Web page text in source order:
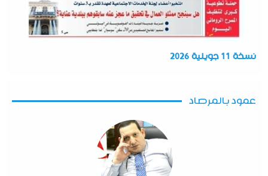
نسخة 11 جويلية 2026
عمود بالمرصاد